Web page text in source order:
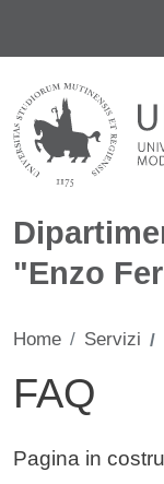
"Enzo
Home Servizi
FAQ
Contenuto
Pagina in